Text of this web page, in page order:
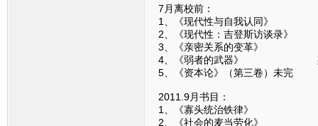
7月离校前：
1、《现代性与自我认同》
2、《现代性：吉登斯访谈录
3、《亲密关系的变革》
4、《弱者的武器》 斯
5、《资本论》（第三卷）未
2011.9月书目：
1、《寡头统治铁律》
2、《社会的麦当劳化》